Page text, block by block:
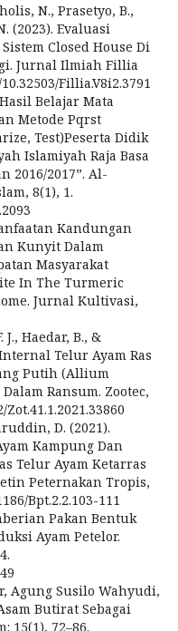
N., Prasetyo, B.,
(2023). Evaluasi
Closed House Di
Jurnal Ilmiah Fillia
Fillia.V8i2.3791
Belajar Mata
Metode Pqrst
Test)Peserta Didik
Islamiyah Raja Basa
2016/2017”. Al-
8(1), 1.
Kandungan
Kunyit Dalam
Masyarakat
In The Turmeric
Jurnal Kultivasi,
J., Haedar, B., &
Telur Ayam Ras
Putih (Allium
Ransum. Zootec,
D. (2021).
Kampung Dan
Telur Ayam Ketarras
Peternakan Tropis,
Bpt.2.2.103-111
Pakan Bentuk
Ayam Petelor.
Agung Susilo Wahyudi,
Butirat Sebagai
15(1), 72–86.